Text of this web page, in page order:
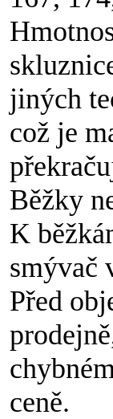
jiných
což je
Běžky
K
smývač
Před
ceně.